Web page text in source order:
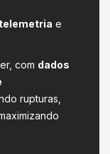
e
com dados
rupturas,